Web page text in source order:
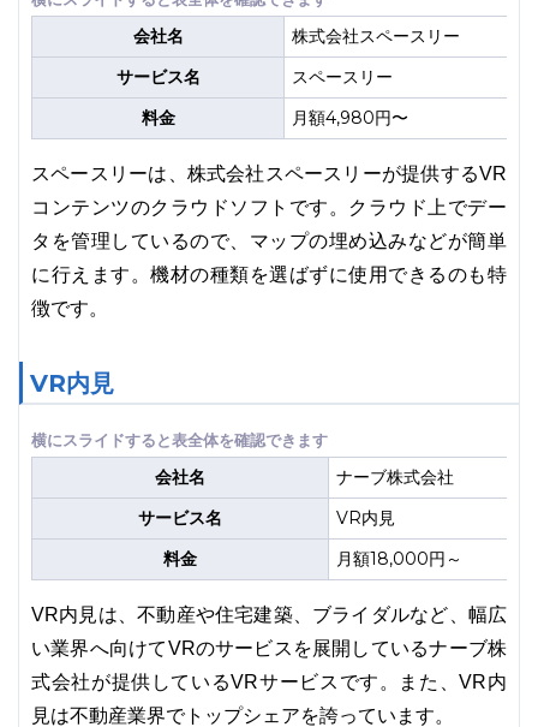
会社名
株式会社スペースリー
サービス名
スペースリー
料金
月額4,980円〜
スペースリーは、株式会社スペースリーが提供するVR
コンテンツのクラウドソフトです。クラウド上でデー
タを管理しているので、マップの埋め込みなどが簡単
に行えます。機材の種類を選ばずに使用できるのも特
徴です。
VR内見
会社名
ナーブ株式会社
サービス名
VR内見
料金
月額18,000円～
VR内見は、不動産や住宅建築、ブライダルなど、幅広
い業界へ向けてVRのサービスを展開しているナーブ株
式会社が提供しているVRサービスです。また、VR内
見は不動産業界でトップシェアを誇っています。